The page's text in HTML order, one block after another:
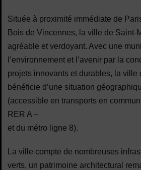
Située à proximité immédiate de
Bois de Vincennes, la ville de Saint-
agréable et verdoyant. Avec une
l’environnement et l’avenir par la
projets innovants et durables, la ville
bénéficie d’une situation
(accessible en transports en
RER A –
et du métro ligne 8).
La ville compte de nombreuses
verts, un patrimoine architectural